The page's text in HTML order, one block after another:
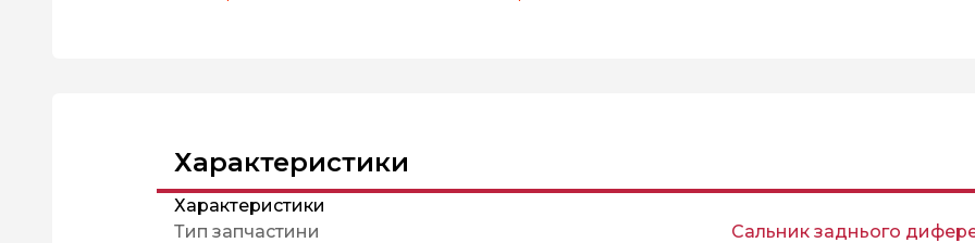
Характеристики
Характеристики
Тип запчастини
Сальник заднього